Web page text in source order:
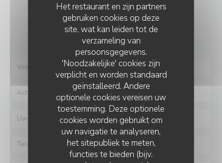
Het restaurant en zijn partners
gebruiken cookies op deze
site, wat kan leiden tot de
verzameling van
persoonsgegevens.
'Noodzakelijke' cookies zijn
verplicht en worden standaard
geïnstalleerd. Andere
optionele cookies vereisen uw
toestemming. Deze optionele
cookies worden gebruikt om
uw navigatie te analyseren,
het sitepubliek te meten,
functies te bieden (bijv.
Wilt u contact met ons opnemen?
Vul het onderstaande formulier in!